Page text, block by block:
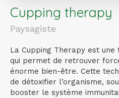
Cupping therapy
Paysagiste
La Cupping Therapy est
qui permet de retrouver
énorme bien-être. Cette
de détoxifier l’organisme,
booster le système